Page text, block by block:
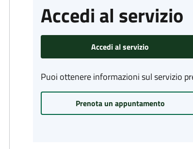
Accedi al servizio
Accedi al servizio
Puoi ottenere informazioni sul servizio
Prenota un appuntamento